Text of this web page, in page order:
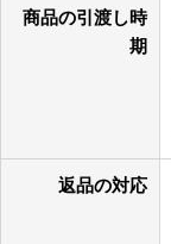
商品の引渡し時
期
返品の対応